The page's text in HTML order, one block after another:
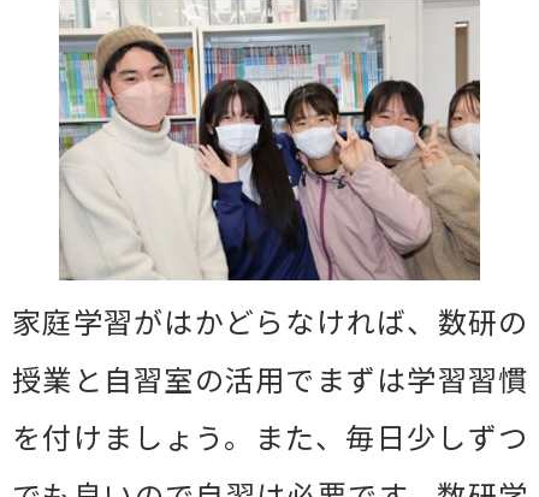
家庭学習がはかどらなければ、数研の
授業と自習室の活用でまずは学習習慣
を付けましょう。また、毎日少しずつ